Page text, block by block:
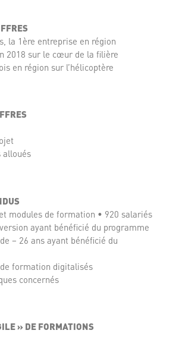
la 1ère entreprise en région
2018 sur le cœur de la filière
en région sur l’hélicoptère
alloués
modules de formation • 920 salariés
ayant bénéficié du programme
– 26 ans ayant bénéficié du
formation digitalisés
concernés
» DE FORMATIONS